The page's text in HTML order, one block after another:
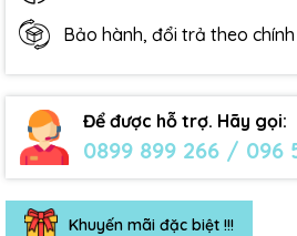
Bảo hành, đổi trả theo
Để được hỗ trợ. Hãy gọi:
0899 899 266 / 096
Khuyến mãi đặc biệt !!!